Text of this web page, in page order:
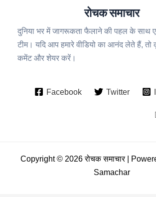
रोचक समाचार
दुनिया भर में जागरूकता फैलाने की पहल के साथ
टीम। यदि आप हमारे वीडियो का आनंद लेते हैं, तो
कमेंट और शेयर करें।
Facebook Twitter
Copyright © 2026 रोचक समाचार |
Samachar